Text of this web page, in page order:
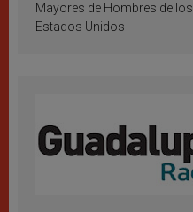
Mayores de Hombres de los
Estados Unidos